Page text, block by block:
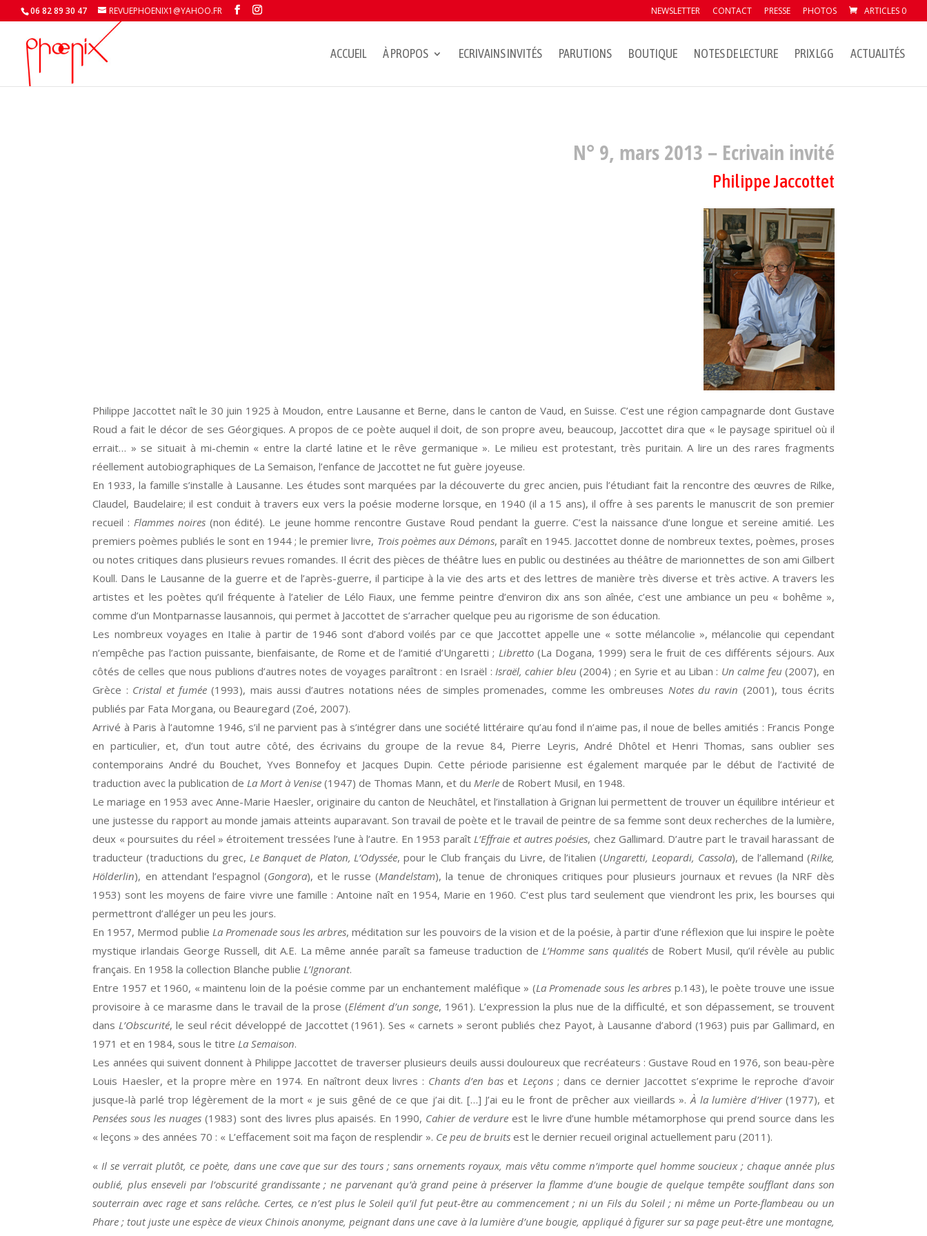
06 82 89 30 47 REVUEPHOENIX1@YAHOO.FR NEWSLETTER CONTACT PRESSE PHOTOS ARTICLES 0
ACCUEIL À PROPOS ECRIVAINS INVITÉS PARUTIONS BOUTIQUE NOTES DE LECTURE PRIX LGG ACTUALITÉS
N° 9, mars 2013 – Ecrivain invité
Philippe Jaccottet
Philippe Jaccottet naît le 30 juin 1925 à Moudon, entre Lausanne et Berne, dans le canton de Vaud, en Suisse. C’est une région campagnarde dont Gustave
Roud a fait le décor de ses Géorgiques. A propos de ce poète auquel il doit, de son propre aveu, beaucoup, Jaccottet dira que « le paysage spirituel où il
errait… » se situait à mi-chemin « entre la clarté latine et le rêve germanique ». Le milieu est protestant, très puritain. A lire un des rares fragments
réellement autobiographiques de La Semaison, l’enfance de Jaccottet ne fut guère joyeuse.
En 1933, la famille s’installe à Lausanne. Les études sont marquées par la découverte du grec ancien, puis l’étudiant fait la rencontre des œuvres de Rilke,
Claudel, Baudelaire; il est conduit à travers eux vers la poésie moderne lorsque, en 1940 (il a 15 ans), il offre à ses parents le manuscrit de son premier
recueil :Flammes noires (non édité). Le jeune homme rencontre Gustave Roud pendant la guerre. C’est la naissance d’une longue et sereine amitié. Les
premiers poèmes publiés le sont en 1944 ; le premier livre, Trois poèmes aux Démons, paraît en 1945. Jaccottet donne de nombreux textes, poèmes, proses
ou notes critiques dans plusieurs revues romandes. Il écrit des pièces de théâtre lues en public ou destinées au théâtre de marionnettes de son ami Gilbert
Koull. Dans le Lausanne de la guerre et de l’après-guerre, il participe à la vie des arts et des lettres de manière très diverse et très active. A travers les
artistes et les poètes qu’il fréquente à l’atelier de Lélo Fiaux, une femme peintre d’environ dix ans son aînée, c’est une ambiance un peu « bohême »,
comme d’un Montparnasse lausannois, qui permet à Jaccottet de s’arracher quelque peu au rigorisme de son éducation.
Les nombreux voyages en Italie à partir de 1946 sont d’abord voilés par ce que Jaccottet appelle une « sotte mélancolie », mélancolie qui cependant
n’empêche pas l’action puissante, bienfaisante, de Rome et de l’amitié d’Ungaretti ; Libretto(La Dogana, 1999) sera le fruit de ces différents séjours. Aux
côtés de celles que nous publions d’autres notes de voyages paraîtront : en Israël : Israël, cahier bleu (2004) ; en Syrie et au Liban : Un calme feu (2007), en
Grèce : Cristal et fumée(1993), mais aussi d’autres notations nées de simples promenades, comme les ombreuses Notes du ravin (2001), tous écrits
publiés par Fata Morgana, ou Beauregard (Zoé, 2007).
Arrivé à Paris à l’automne 1946, s’il ne parvient pas à s’intégrer dans une société littéraire qu’au fond il n’aime pas, il noue de belles amitiés : Francis Ponge
en particulier, et, d’un tout autre côté, des écrivains du groupe de la revue 84, Pierre Leyris, André Dhôtel et Henri Thomas, sans oublier ses
contemporains André du Bouchet, Yves Bonnefoy et Jacques Dupin. Cette période parisienne est également marquée par le début de l’activité de
traduction avec la publication deLa Mort à Venise (1947) de Thomas Mann, et duMerle de Robert Musil, en 1948.
Le mariage en 1953 avec Anne-Marie Haesler, originaire du canton de Neuchâtel, et l’installation à Grignan lui permettent de trouver un équilibre intérieur et
une justesse du rapport au monde jamais atteints auparavant. Son travail de poète et le travail de peintre de sa femme sont deux recherches de la lumière,
deux « poursuites du réel » étroitement tressées l’une à l’autre. En 1953 paraît L’Effraie et autres poésies, chez Gallimard. D’autre part le travail harassant de
traducteur (traductions du grec, Le Banquet de Platon, L’Odyssée, pour le Club français du Livre, de l’italien (Ungaretti, Leopardi, Cassola), de l’allemand (Rilke,
Hölderlin), en attendant l’espagnol (Gongora), et le russe (Mandelstam), la tenue de chroniques critiques pour plusieurs journaux et revues (la NRF dès
1953) sont les moyens de faire vivre une famille : Antoine naît en 1954, Marie en 1960. C’est plus tard seulement que viendront les prix, les bourses qui
permettront d’alléger un peu les jours.
En 1957, Mermod publie La Promenade sous les arbres, méditation sur les pouvoirs de la vision et de la poésie, à partir d’une réflexion que lui inspire le poète
mystique irlandais George Russell, dit A.E. La même année paraît sa fameuse traduction deL’Homme sans qualitésde Robert Musil, qu’il révèle au public
français. En 1958 la collection Blanche publieL’Ignorant.
Entre 1957 et 1960, « maintenu loin de la poésie comme par un enchantement maléfique » (La Promenade sous les arbres p.143), le poète trouve une issue
provisoire à ce marasme dans le travail de la prose (Elément d’un songe, 1961). L’expression la plus nue de la difficulté, et son dépassement, se trouvent
dansL’Obscurité, le seul récit développé de Jaccottet (1961). Ses « carnets » seront publiés chez Payot, à Lausanne d’abord (1963) puis par Gallimard, en
1971 et en 1984, sous le titreLa Semaison.
Les années qui suivent donnent à Philippe Jaccottet de traverser plusieurs deuils aussi douloureux que recréateurs : Gustave Roud en 1976, son beau-père
Louis Haesler, et la propre mère en 1974. En naîtront deux livres : Chants d’en bas et Leçons; dans ce dernier Jaccottet s’exprime le reproche d’avoir
jusque-là parlé trop légèrement de la mort « je suis gêné de ce que j’ai dit. […] J’ai eu le front de prêcher aux vieillards ».À la lumière d’Hiver(1977), et
Pensées sous les nuages (1983) sont des livres plus apaisés. En 1990, Cahier de verdureest le livre d’une humble métamorphose qui prend source dans les
« leçons » des années 70 : « L’effacement soit ma façon de resplendir ». Ce peu de bruits est le dernier recueil original actuellement paru (2011).
«Il se verrait plutôt, ce poète, dans une cave que sur des tours ; sans ornements royaux, mais vêtu comme n’importe quel homme soucieux ; chaque année plus
oublié, plus enseveli par l’obscurité grandissante ; ne parvenant qu’à grand peine à préserver la flamme d’une bougie de quelque tempête soufflant dans son
souterrain avec rage et sans relâche. Certes, ce n’est plus le Soleil qu’il fut peut-être au commencement ; ni un Fils du Soleil ; ni même un Porte-flambeau ou un
Phare ; tout juste une espèce de vieux Chinois anonyme, peignant dans une cave à la lumière d’une bougie, appliqué à figurer sur sa page peut-être une montagne,